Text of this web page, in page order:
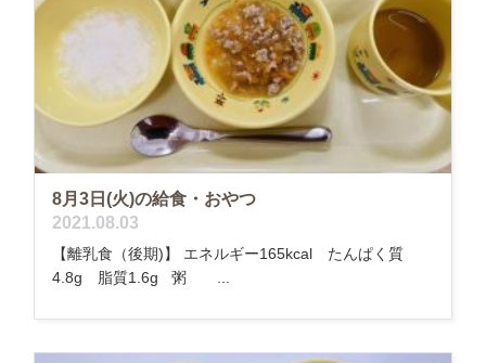
8月3日(火)の給食・おやつ
2021.08.03
【離乳食（後期)】 エネルギー165kcal たんぱく質
4.8g 脂質1.6g 粥 ...